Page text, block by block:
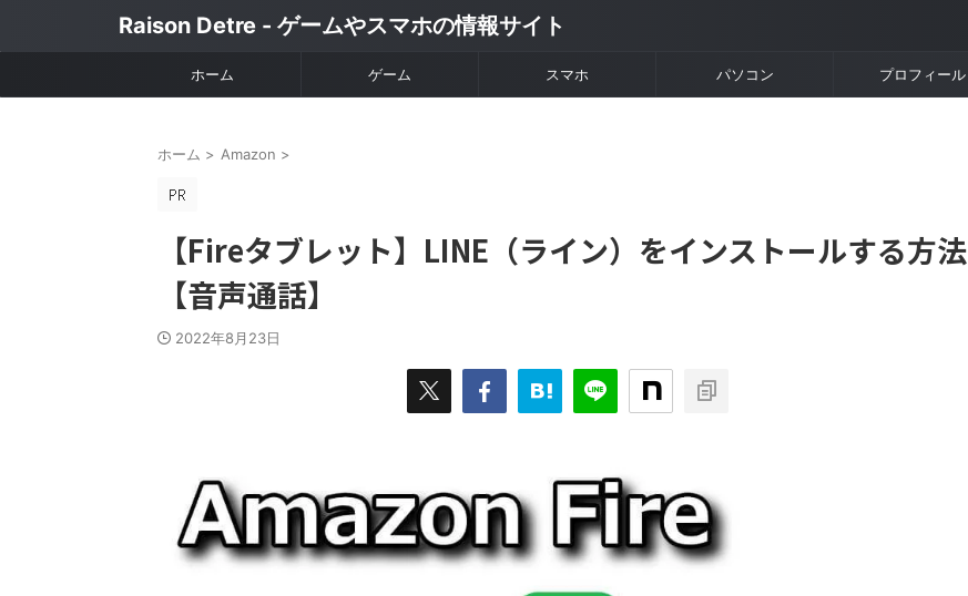
Raison Detre - ゲームやスマホの情報サイト
ホーム ゲーム スマホ パソコン プロフィール
ホーム > Amazon >
【Fireタブレット】LINE（ライン）をインストールする方法
【音声通話】
2022年8月23日